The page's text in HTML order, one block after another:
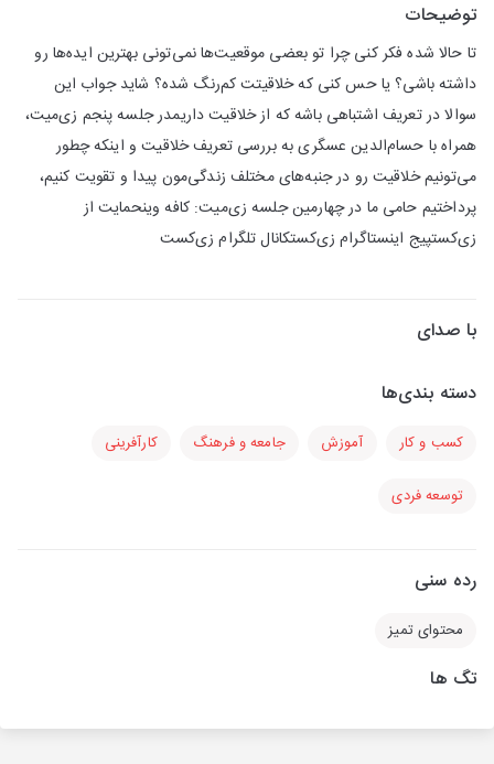
توضیحات
تا حالا شده فکر کنی چرا تو بعضی موقعیت‌ها نمی‌تونی بهترین ایده‌ها رو
داشته باشی؟ یا حس کنی که خلاقیتت کم‌رنگ شده؟ شاید جواب این
سوالا در تعریف اشتباهی باشه که از خلاقیت داریمدر جلسه پنجم زی‌میت،
همراه با حسام‌الدین عسگری به بررسی تعریف خلاقیت و اینکه چطور
می‌تونیم خلاقیت رو در جنبه‌های مختلف زندگی‌مون پیدا و تقویت کنیم،
پرداختیم حامی ما در چهارمین جلسه زی‌میت: کافه وینحمایت از
زی‌کستپیج اینستاگرام زی‌کستکانال تلگرام زی‌کست
با صدای
دسته بندی‌ها
کسب و کار آموزش جامعه و فرهنگ کارآفرینی
توسعه فردی
رده سنی
محتوای تمیز
تگ ها